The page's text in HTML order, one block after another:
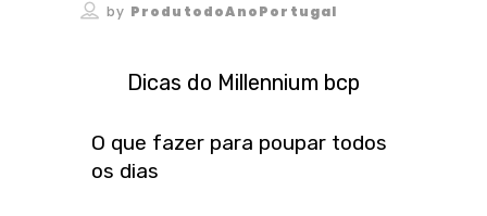
by ProdutodoAnoPortugal
Dicas do Millennium bcp
O que fazer para poupar todos
os dias